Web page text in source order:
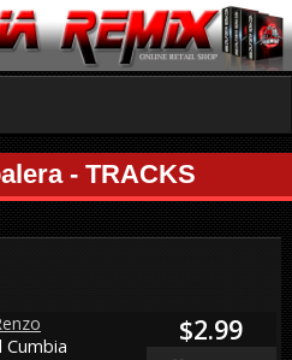
- TRACKS
Cumbia
$2.99